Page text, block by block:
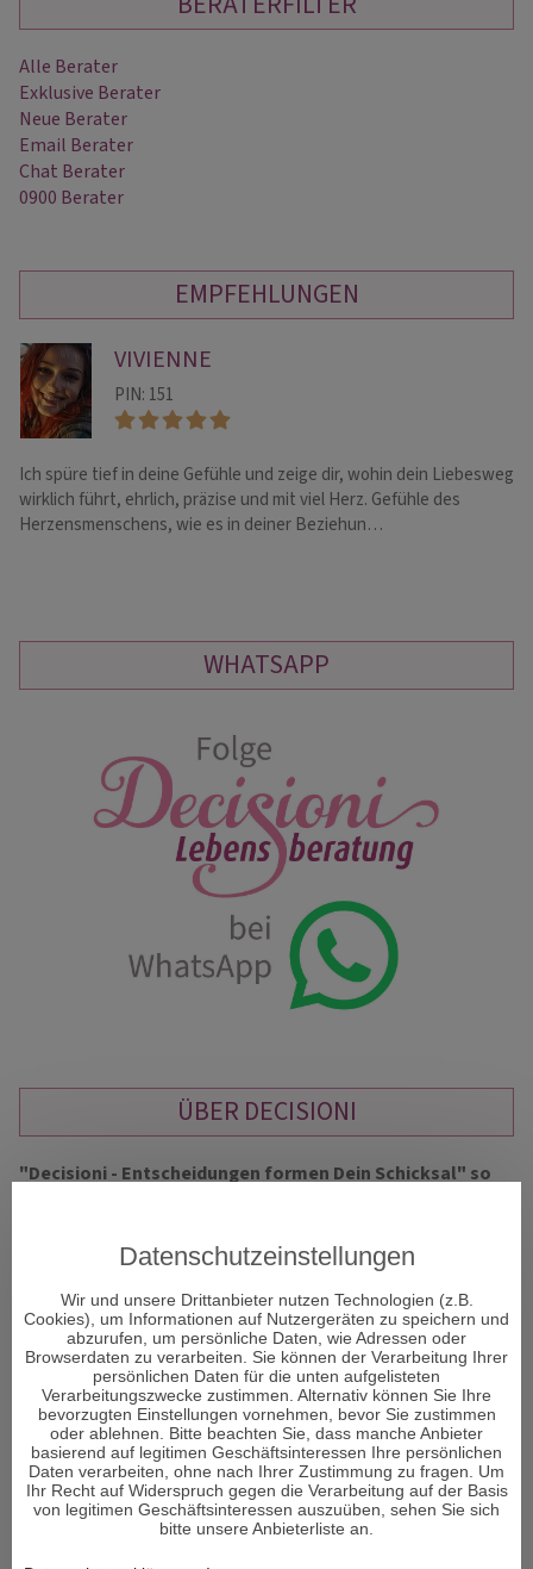
Alle Berater
Exklusive Berater
Neue Berater
Email Berater
Chat Berater
0900 Berater
EMPFEHLUNGEN
VIVIENNE
PIN: 151
Ich spüre tief in deine Gefühle und zeige dir, wohin dein Liebesweg
wirklich führt, ehrlich, präzise und mit viel Herz. Gefühle des
Herzensmenschens, wie es in deiner Beziehun…
WHATSAPP
ÜBER DECISIONI
"Decisioni - Entscheidungen formen Dein Schicksal" so
geht es im Leben. Entscheidungen sind ein Moment in
Viele Menschen sehnen sich nach Erholung und suchen den
Zugang zu sich selbst. Aber was genau gibt es, um bei sich
selbst wieder anzukommen und den Fokus auf das zu lenken,
was wirklich wichtig ist im Leben und die richtigen
Entscheidungen zu treffen?
Den Körper und Seele in Einklang zu bringen ist von enormer
Wichtigkeit für den Menschen. Man könnte auch sagen – es
Datenschutzeinstellungen
Wir und unsere Drittanbieter nutzen Technologien (z.B.
Cookies), um Informationen auf Nutzergeräten zu speichern und
abzurufen, um persönliche Daten, wie Adressen oder
Browserdaten zu verarbeiten. Sie können der Verarbeitung Ihrer
persönlichen Daten für die unten aufgelisteten
Verarbeitungszwecke zustimmen. Alternativ können Sie Ihre
bevorzugten Einstellungen vornehmen, bevor Sie zustimmen
oder ablehnen. Bitte beachten Sie, dass manche Anbieter
basierend auf legitimen Geschäftsinteressen Ihre persönlichen
Daten verarbeiten, ohne nach Ihrer Zustimmung zu fragen. Um
Ihr Recht auf Widerspruch gegen die Verarbeitung auf der Basis
von legitimen Geschäftsinteressen auszuüben, sehen Sie sich
bitte unsere Anbieterliste an.